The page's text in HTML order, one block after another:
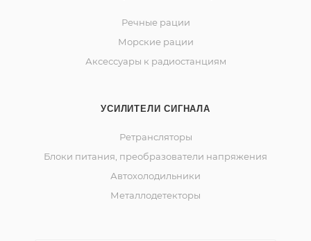
Речные рации
Морские рации
Аксессуары к радиостанциям
УСИЛИТЕЛИ СИГНАЛА
Ретрансляторы
Блоки питания, преобразователи напряжения
Автохолодильники
Металлодетекторы